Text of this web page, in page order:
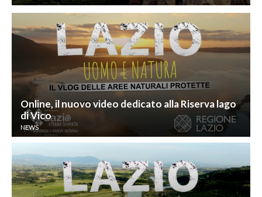
Online, il nuovo video dedicato alla Riserva lago
di Vico
NEWS